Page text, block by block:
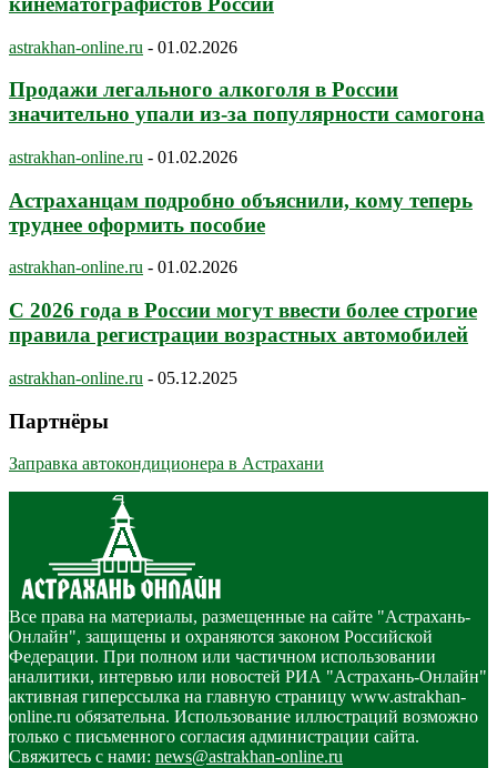
astrakhan-online.ru - 01.02.2026
Продажи легального алкоголя в России
значительно упали из-за популярности самогона
astrakhan-online.ru - 01.02.2026
Астраханцам подробно объяснили, кому теперь
труднее оформить пособие
astrakhan-online.ru - 01.02.2026
С 2026 года в России могут ввести более строгие
правила регистрации возрастных автомобилей
astrakhan-online.ru - 05.12.2025
Партнёры
Заправка автокондиционера в Астрахани
Все права на материалы, размещенные на сайте "Астрахань-
Онлайн", защищены и охраняются законом Российской
Федерации. При полном или частичном использовании
аналитики, интервью или новостей РИА "Астрахань-Онлайн"
активная гиперссылка на главную страницу www.astrakhan-
online.ru обязательна. Использование иллюстраций возможно
только с письменного согласия администрации сайта.
Свяжитесь с нами: news@astrakhan-online.ru